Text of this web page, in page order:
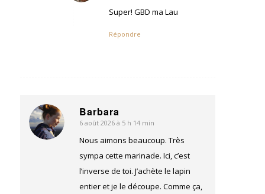
Super! GBD ma Lau
Répondre
Barbara
dit
:
6 août 2026 à 5 h 14 min
Nous aimons beaucoup. Très
sympa cette marinade. Ici, c’est
l’inverse de toi. J’achète le lapin
entier et je le découpe. Comme ça,